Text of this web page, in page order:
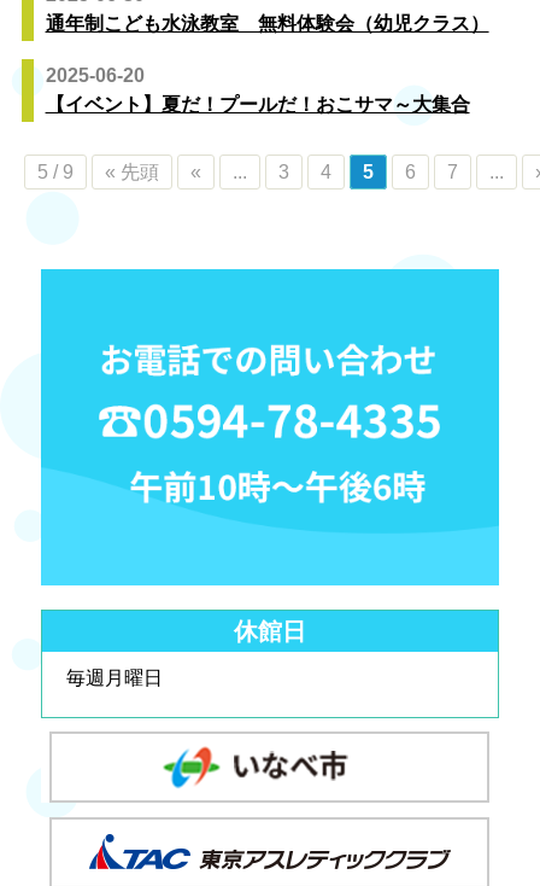
通年制こども水泳教室 無料体験会（幼児クラス）
2025-06-20
【イベント】夏だ！プールだ！おこサマ～大集合
5 / 9 « 先頭 « ... 3 4 5 6 7 ...
休館日
毎週月曜日